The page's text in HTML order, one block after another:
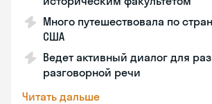
Много путешествовала по
США
Ведет активный диалог для
разговорной речи
Читать дальше